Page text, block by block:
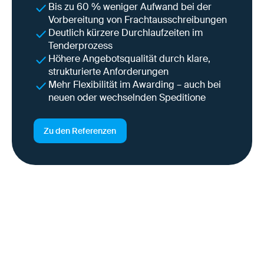
Bis zu 60 % weniger Aufwand bei der
Vorbereitung von Frachtausschreibungen
Deutlich kürzere Durchlaufzeiten im
Tenderprozess
Höhere Angebotsqualität durch klare,
strukturierte Anforderungen
Mehr Flexibilität im Awarding – auch bei
neuen oder wechselnden Speditione
Zu den Referenzen